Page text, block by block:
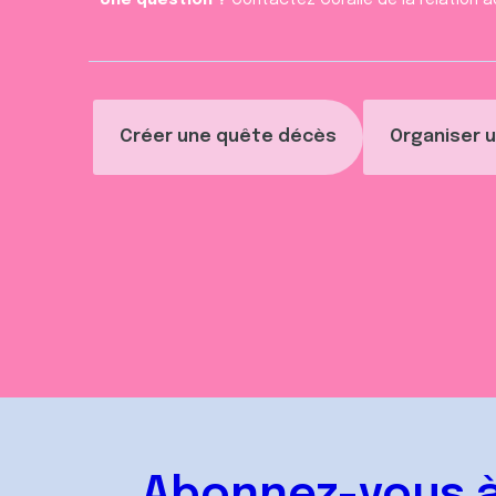
Créer une quête décès Organiser